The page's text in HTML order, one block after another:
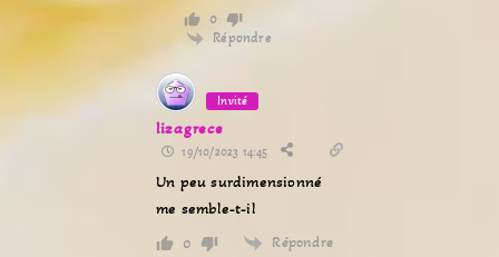
0
Répondre
Invité
lizagrece
19/10/2023 14:45
Un peu surdimensionné
me semble-t-il
0 Répondre